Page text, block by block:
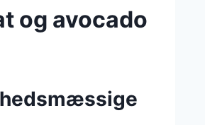
og avocado